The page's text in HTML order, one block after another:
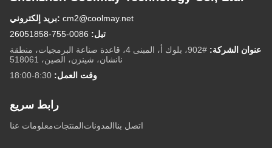
بريد إلكتروني: cm2@coolmay.net
تيل: 0086-755-26051858
عنوان الشركة:
#902، بلوك أ، المبنى 4، قاعدة صناعة البرمجيات، منطقة
نانشان، شينزن، الصين، 518061
وقت العمل:
رابط سريع
معلومات عناالمنتجاتالمدوناتاتصل بنا